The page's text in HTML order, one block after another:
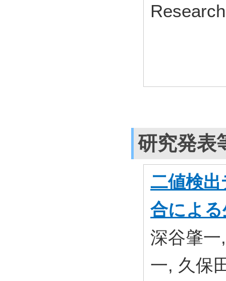
研究発表
二値検
合によ
深谷肇
一, 久保